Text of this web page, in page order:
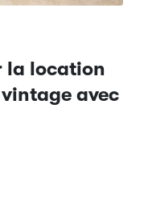
la location
avec